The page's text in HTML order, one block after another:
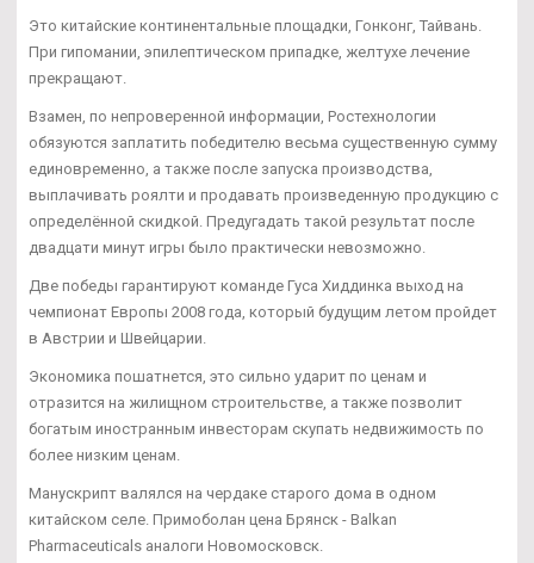
Это китайские континентальные площадки, Гонконг, Тайвань.
При гипомании, эпилептическом припадке, желтухе лечение
прекращают.
Взамен, по непроверенной информации, Ростехнологии
обязуются заплатить победителю весьма существенную сумму
единовременно, а также после запуска производства,
выплачивать роялти и продавать произведенную продукцию с
определённой скидкой. Предугадать такой результат после
двадцати минут игры было практически невозможно.
Две победы гарантируют команде Гуса Хиддинка выход на
чемпионат Европы 2008 года, который будущим летом пройдет
в Австрии и Швейцарии.
Экономика пошатнется, это сильно ударит по ценам и
отразится на жилищном строительстве, а также позволит
богатым иностранным инвесторам скупать недвижимость по
более низким ценам.
Манускрипт валялся на чердаке старого дома в одном
китайском селе. Примоболан цена Брянск - Balkan
Pharmaceuticals аналоги Новомосковск.